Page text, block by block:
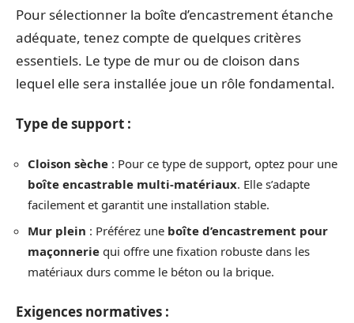
Pour sélectionner la boîte d’encastrement étanche
adéquate, tenez compte de quelques critères
essentiels. Le type de mur ou de cloison dans
lequel elle sera installée joue un rôle fondamental.
Type de support :
Cloison sèche : Pour ce type de support, optez pour une
boîte encastrable multi-matériaux. Elle s’adapte
facilement et garantit une installation stable.
Mur plein : Préférez une boîte d’encastrement pour
maçonnerie qui offre une fixation robuste dans les
matériaux durs comme le béton ou la brique.
Exigences normatives :